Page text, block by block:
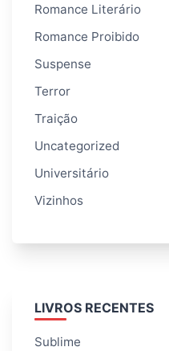
Romance Literário
Romance Proibido
Suspense
Terror
Traição
Uncategorized
Universitário
Vizinhos
LIVROS RECENTES
Sublime